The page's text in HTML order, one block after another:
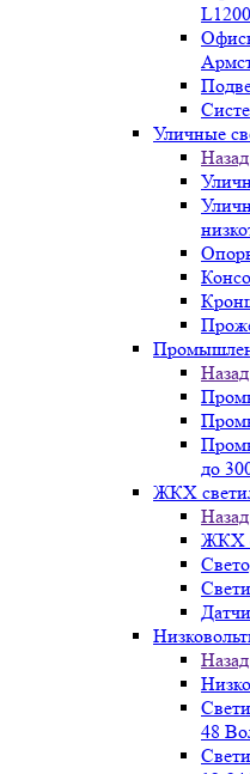
L1200
Уличные
Назад
Назад
до
ЖКХ
Назад
ЖКХ
Назад
48